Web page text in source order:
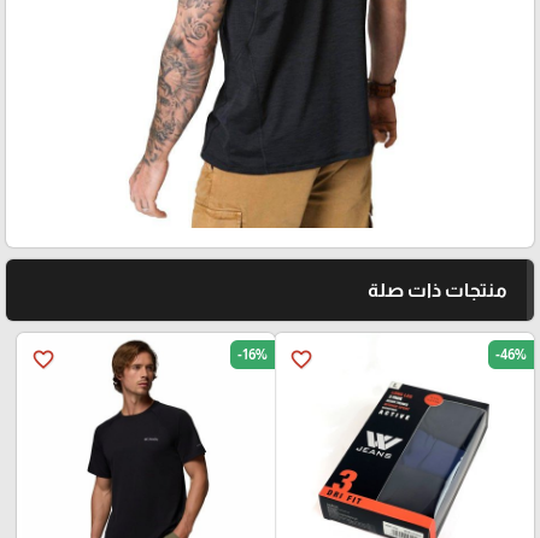
منتجات ذات صلة
favorite_border -46%
favorite_border -16%